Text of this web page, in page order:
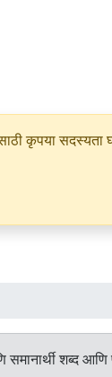
कृपया सदस्यता
समानार्थी शब्द